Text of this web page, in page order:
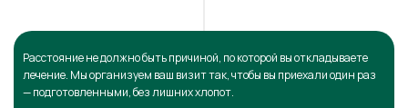
Расстояние не должно быть причиной, по которой вы откладываете
лечение. Мы организуем ваш визит так, чтобы вы приехали один раз
— подготовленными, без лишних хлопот.